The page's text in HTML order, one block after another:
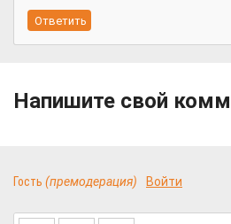
Напишите свой
Гость (премодерация) Войти